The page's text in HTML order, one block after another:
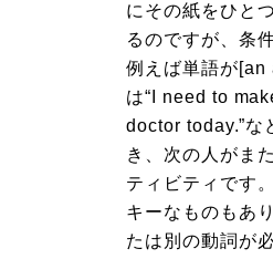
にその紙をひと
るのですが、条
例えば単語が[an
は“I need to
doctor today.”な
き、次の人がま
ティビティです
キーなものもあ
たは別の動詞が